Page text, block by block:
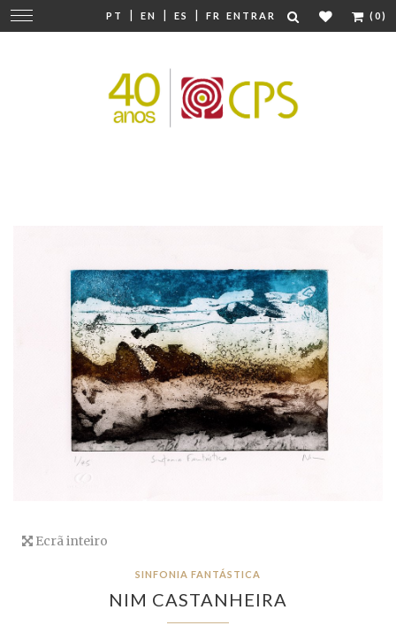
PT | EN | ES | FR ENTRAR (0)
Mudar
navegação
Ecrã inteiro
SINFONIA FANTÁSTICA
NIM CASTANHEIRA